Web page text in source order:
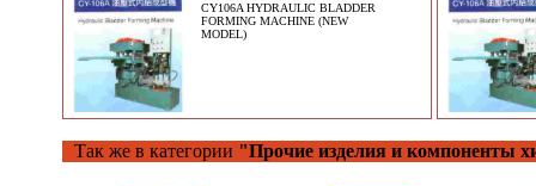
CY106A HYDRAULIC BLADDER
FORMING MACHINE (NEW
MODEL)
Так же в категории "Прочие изделия и компоненты